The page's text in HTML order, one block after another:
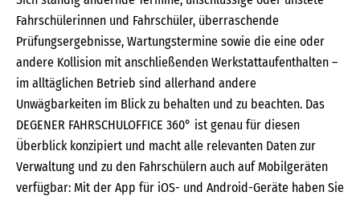
Fahrschülerinnen und Fahrschüler, überraschende
Prüfungsergebnisse, Wartungstermine sowie die eine oder
andere Kollision mit anschließenden Werkstattaufenthalten –
im alltäglichen Betrieb sind allerhand andere
Unwägbarkeiten im Blick zu behalten und zu beachten. Das
DEGENER FAHRSCHULOFFICE 360° ist genau für diesen
Überblick konzipiert und macht alle relevanten Daten zur
Verwaltung und zu den Fahrschülern auch auf Mobilgeräten
verfügbar: Mit der App für iOS- und Android-Geräte haben Sie